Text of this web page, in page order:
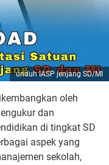
unduh IASP jenjang SD/MI
oleh
dan
di tingkat SD
aspek yang
sekolah,